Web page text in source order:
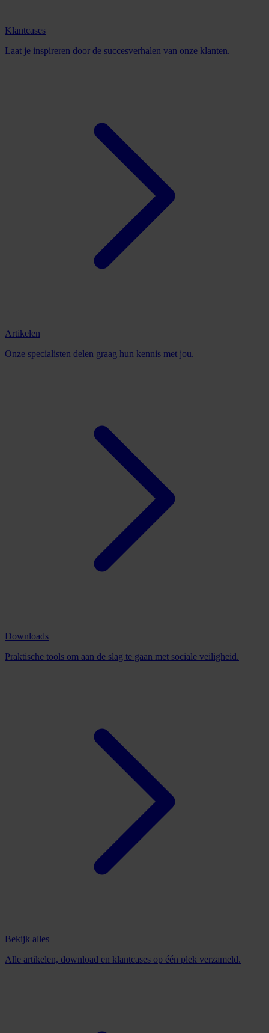
Klantcases
Laat je inspireren door de succesverhalen van onze klanten.
Artikelen
Onze specialisten delen graag hun kennis met jou.
Downloads
Praktische tools om aan de slag te gaan met sociale veiligheid.
Bekijk alles
Alle artikelen, download en klantcases op één plek verzameld.